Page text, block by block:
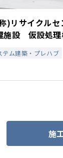
)リサイクル
施設 仮設処理
テム建築・プレハブ
施